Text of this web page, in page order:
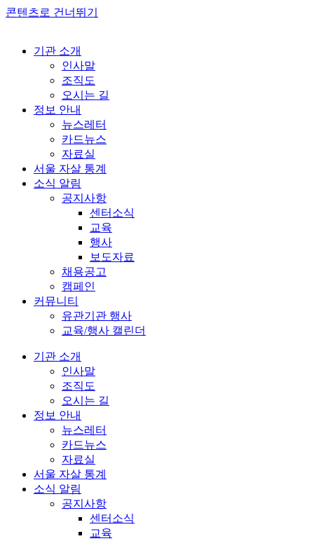
콘텐츠로 건너뛰기
기관 소개
인사말
조직도
오시는 길
정보 안내
뉴스레터
카드뉴스
자료실
서울 자살 통계
소식 알림
공지사항
센터소식
교육
행사
보도자료
채용공고
캠페인
커뮤니티
유관기관 행사
교육/행사 캘린더
기관 소개
인사말
조직도
오시는 길
정보 안내
뉴스레터
카드뉴스
자료실
서울 자살 통계
소식 알림
공지사항
센터소식
교육